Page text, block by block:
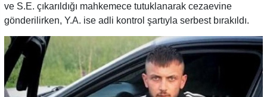
ve S.E. çıkarıldığı mahkemece tutuklanarak cezaevine
gönderilirken, Y.A. ise adli kontrol şartıyla serbest bırakıldı.